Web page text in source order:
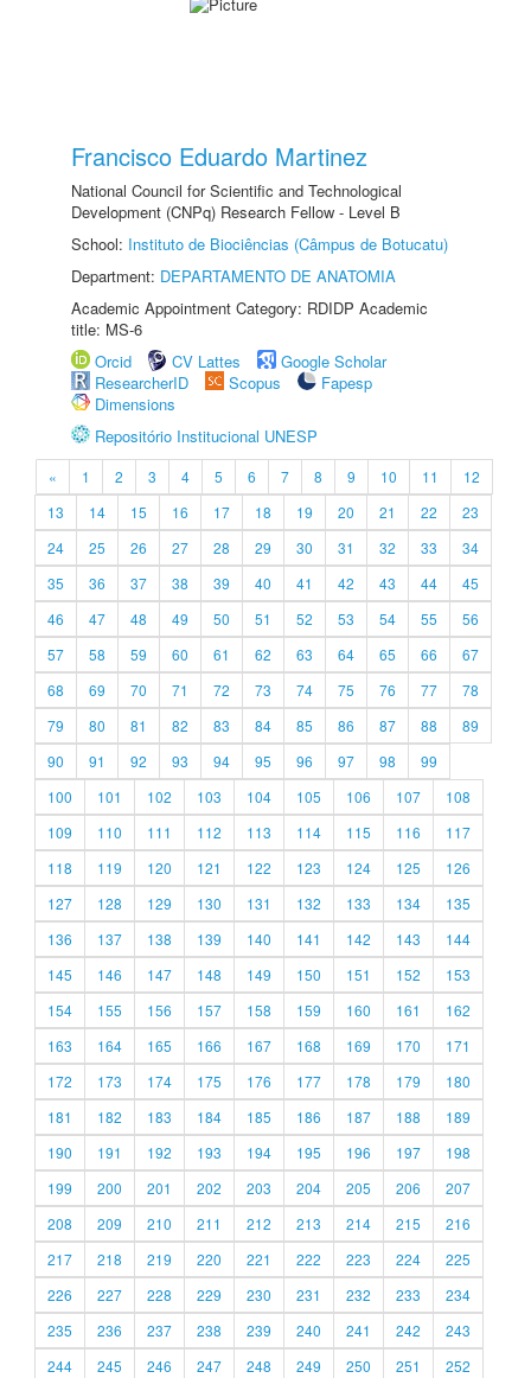
Francisco Eduardo Martinez
National Council for Scientific and Technological
Development (CNPq) Research Fellow - Level B
School: Instituto de Biociências (Câmpus de Botucatu)
Department: DEPARTAMENTO DE ANATOMIA
Academic Appointment Category: RDIDP Academic
title: MS-6
Orcid
CV Lattes
Google Scholar
ResearcherID
Scopus
Fapesp
Dimensions
Repositório Institucional UNESP
« 1 2 3 4 5 6 7 8 9 10 11
12
13
14 15 16 17 18 19 20 21 22
23
24
25 26 27 28 29 30 31 32 33
34
35
36 37 38 39 40 41 42 43 44
45
46
47 48 49 50 51 52 53 54 55
56
57
58 59 60 61 62 63 64 65 66
67
68
69 70 71 72 73 74 75 76 77
78
79
80 81 82 83 84 85 86 87 88
89
90
91 92 93 94 95 96 97 98
99
100
101 102 103 104 105 106 107
108
109
110 111 112 113 114 115 116
117
118
119 120 121 122 123 124 125
126
127
128 129 130 131 132 133 134
135
136
137 138 139 140 141 142 143
144
145
146 147 148 149 150 151 152
153
154
155 156 157 158 159 160 161
162
163
164 165 166 167 168 169 170
171
172
173 174 175 176 177 178 179
180
181
182 183 184 185 186 187 188
189
190
191 192 193 194 195 196 197
198
199
200 201 202 203 204 205 206
207
208
209 210 211 212 213 214 215
216
217
218 219 220 221 222 223 224
225
226
227 228 229 230 231 232 233
234
235
236 237 238 239 240 241 242
243
244
245 246 247 248 249 250 251 252